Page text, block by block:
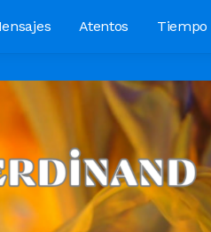
Atentos Tiempo